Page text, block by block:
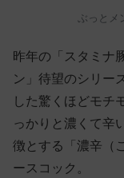
ぶっとメ
昨年の「スタミナ
ン」待望のシリー
した驚くほどモチ
っかりと濃くて辛
徴とする「濃辛（
ースコック。